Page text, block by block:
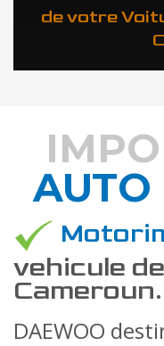
de votre
vehicule
Cameroun.
DAEWOO